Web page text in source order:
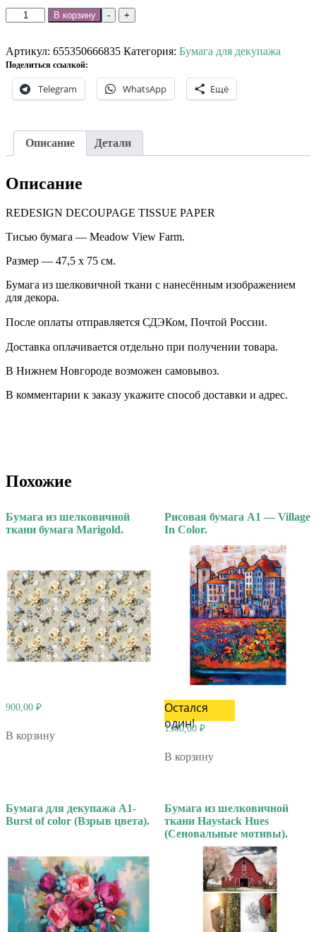
-
Количество
товара
из
шелковичной
ткани
Meadow
View
+
В корзину
Артикул: 655350666835 Категория: Бумага для декупажа
Поделиться ссылкой:
Telegram WhatsApp Ещё
Описание Детали
Описание
REDESIGN DECOUPAGE TISSUE PAPER
Тисью бумага — Meadow View Farm.
Размер — 47,5 х 75 см.
Бумага из шелковичной ткани с нанесённым изображением
для декора.
После оплаты отправляется СДЭКом, Почтой России. ⠀
Доставка оплачивается отдельно при получении товара. ⠀
В Нижнем Новгороде возможен самовывоз.
В комментарии к заказу укажите способ доставки и адрес.
Похожие
Бумага из шелковичной
ткани бумага Marigold.
900,00 ₽
В корзину
Рисовая бумага А1 — Village
In Color.
Остался
один!
1300,00 ₽
В корзину
Бумага для декупажа А1-
Burst of color (Взрыв цвета).
Бумага из шелковичной
ткани Haystack Hues
(Сеновальные мотивы).